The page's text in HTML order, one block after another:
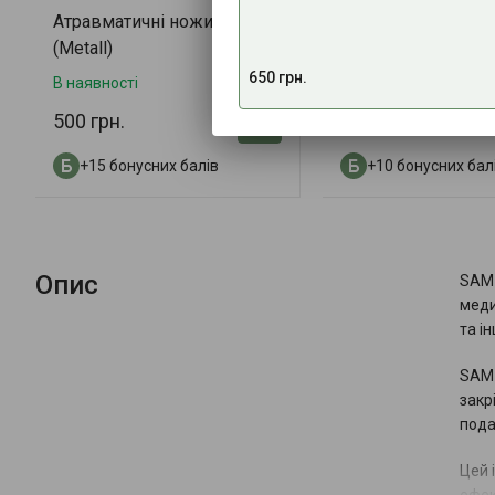
Атравматичні ножиці NAR
(Metall)
В наявності
500 грн.
+15 бонусних балів +10 бонусних
Опис
SAM
та
SAM
Цей
650 грн.